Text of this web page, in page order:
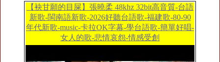
【袂甘願的目屎】張曉柔 48khz 32bit高音質-台語
新歌-閩南語新歌-2026好聽台語歌-福建歌-80-90
年代新歌-music-卡拉OK字幕-學台語歌-簡單好唱-
女人的歌-悲情哀怨-情感受創